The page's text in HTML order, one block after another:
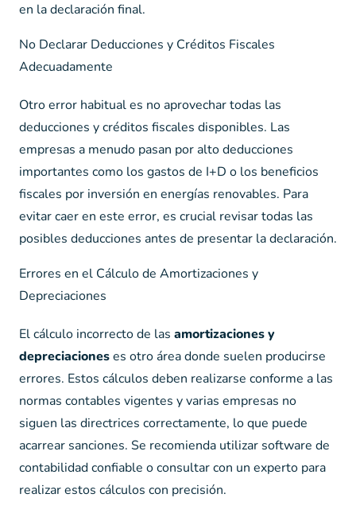
en la declaración final.
No Declarar Deducciones y Créditos Fiscales
Adecuadamente
Otro error habitual es no aprovechar todas las
deducciones y créditos fiscales disponibles. Las
empresas a menudo pasan por alto deducciones
importantes como los gastos de I+D o los beneficios
fiscales por inversión en energías renovables. Para
evitar caer en este error, es crucial revisar todas las
posibles deducciones antes de presentar la declaración.
Errores en el Cálculo de Amortizaciones y
Depreciaciones
El cálculo incorrecto de las amortizaciones y
depreciacioneses otro área donde suelen producirse
errores. Estos cálculos deben realizarse conforme a las
normas contables vigentes y varias empresas no
siguen las directrices correctamente, lo que puede
acarrear sanciones. Se recomienda utilizar software de
contabilidad confiable o consultar con un experto para
realizar estos cálculos con precisión.